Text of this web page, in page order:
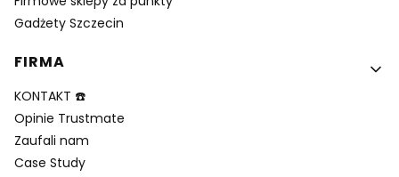
Gadżety Szczecin
FIRMA
KONTAKT ☎️
Opinie Trustmate
Zaufali nam
Case Study